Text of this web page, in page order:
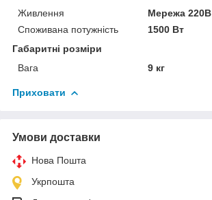
Живлення
Мережа 220В
Споживана потужність
1500 Вт
Габаритні розміри
Вага
9 кг
Приховати
Умови доставки
Нова Пошта
Укрпошта